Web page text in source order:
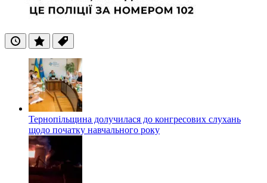
ОстанніПопулярні
Теги
Тернопільщина долучилася до конгресових слухань
щодо початку навчального року